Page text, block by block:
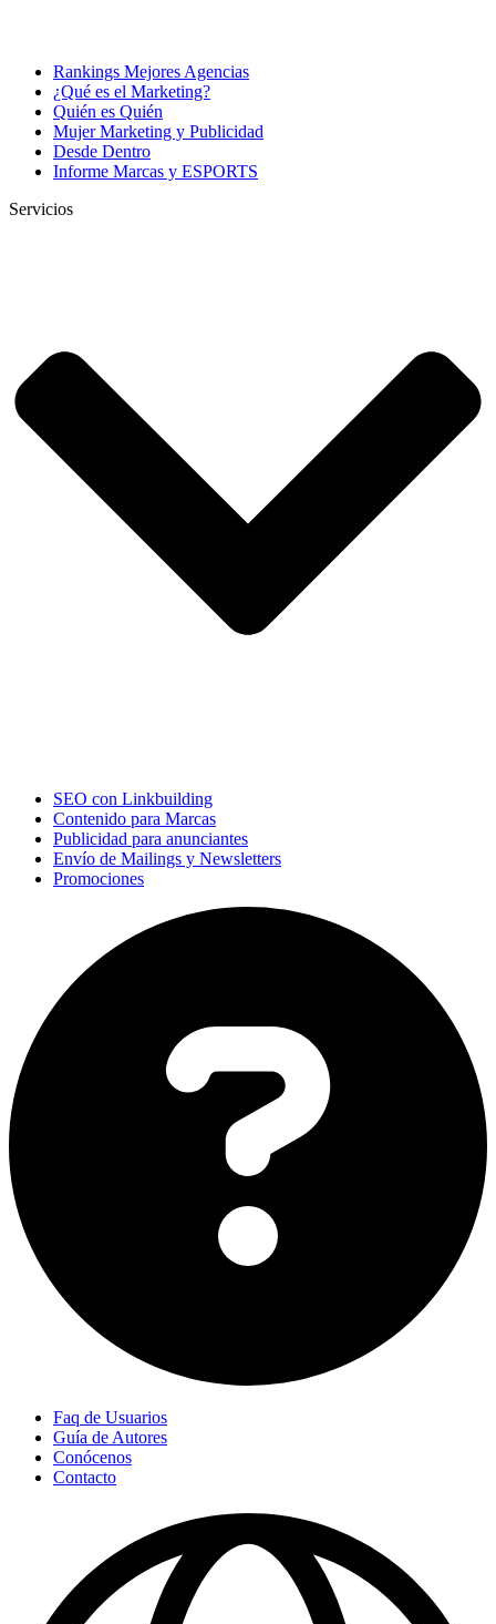
Rankings Mejores Agencias
¿Qué es el Marketing?
Quién es Quién
Mujer Marketing y Publicidad
Desde Dentro
Informe Marcas y ESPORTS
Servicios
SEO con Linkbuilding
Contenido para Marcas
Publicidad para anunciantes
Envío de Mailings y Newsletters
Promociones
Faq de Usuarios
Guía de Autores
Conócenos
Contacto